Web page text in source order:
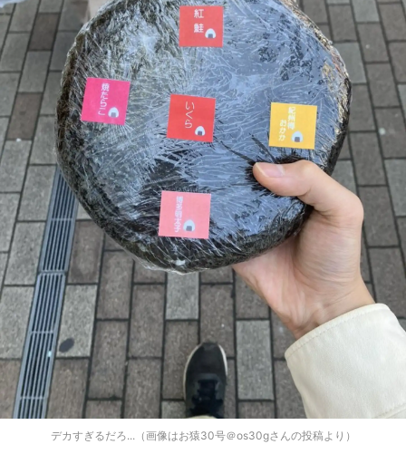
デカすぎるだろ...（画像はお猿30号＠os30gさんの投稿より）